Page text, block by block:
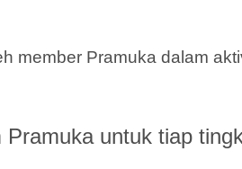
member Pramuka dalam
untuk tiap